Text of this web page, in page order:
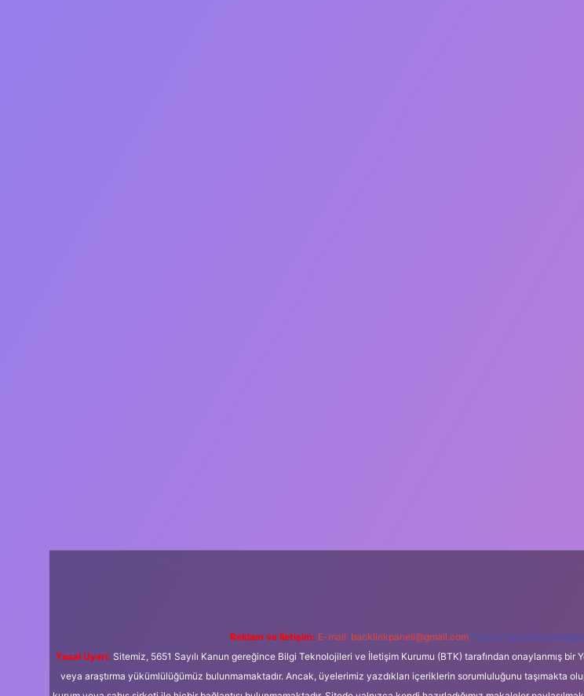
Reklam ve İletişim: E-mail: backlinkpaneli@gmail.com Teams:
Yasal Uyarı: Sitemiz, 5651 Sayılı Kanun gereğince Bilgi Teknolojileri ve İletişim Kurumu (BTK) tarafından onaylanmış
veya araştırma yükümlülüğümüz bulunmamaktadır. Ancak, üyelerimiz yazdıkları içeriklerin sorumluluğunu taşımakta